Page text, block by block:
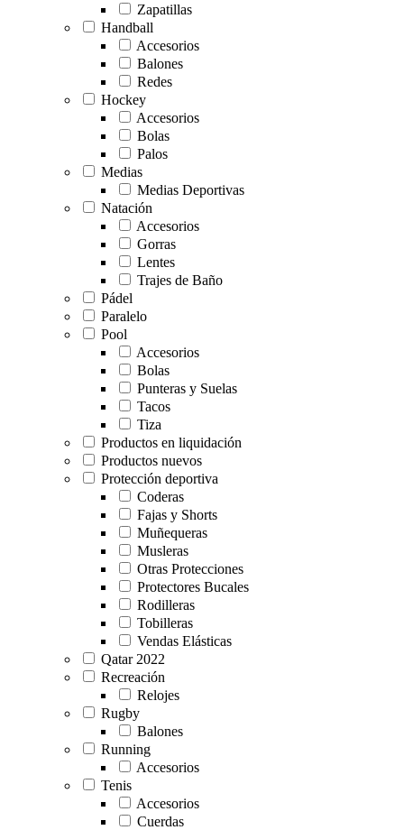
Zapatillas
Handball
Accesorios
Balones
Redes
Hockey
Accesorios
Bolas
Palos
Medias
Medias Deportivas
Natación
Accesorios
Gorras
Lentes
Trajes de Baño
Pádel
Paralelo
Pool
Accesorios
Bolas
Punteras y Suelas
Tacos
Tiza
Productos en liquidación
Productos nuevos
Protección deportiva
Coderas
Fajas y Shorts
Muñequeras
Musleras
Otras Protecciones
Protectores Bucales
Rodilleras
Tobilleras
Vendas Elásticas
Qatar 2022
Recreación
Relojes
Rugby
Balones
Running
Accesorios
Tenis
Accesorios
Cuerdas